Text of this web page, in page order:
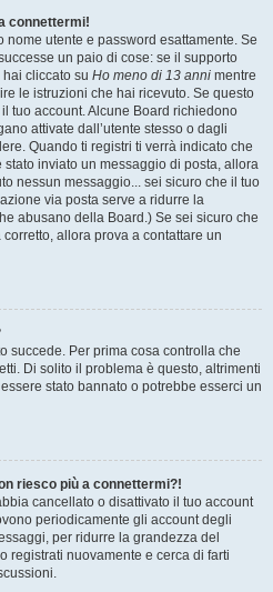
connettermi!
nome utente e password esattamente. Se
un paio di cose: se il supporto
cliccato su Ho meno di 13 anni mentre
le istruzioni che hai ricevuto. Se questo
tuo account. Alcune Board richiedono
attivate dall’utente stesso o dagli
Quando ti registri ti verrà indicato che
inviato un messaggio di posta, allora
nessun messaggio... sei sicuro che il tuo
via posta serve a ridurre la
abusano della Board.) Se sei sicuro che
allora prova a contattare un
succede. Per prima cosa controlla che
Di solito il problema è questo, altrimenti
stato bannato o potrebbe esserci un
riesco più a connettermi?!
cancellato o disattivato il tuo account
periodicamente gli account degli
per ridurre la grandezza del
registrati nuovamente e cerca di farti